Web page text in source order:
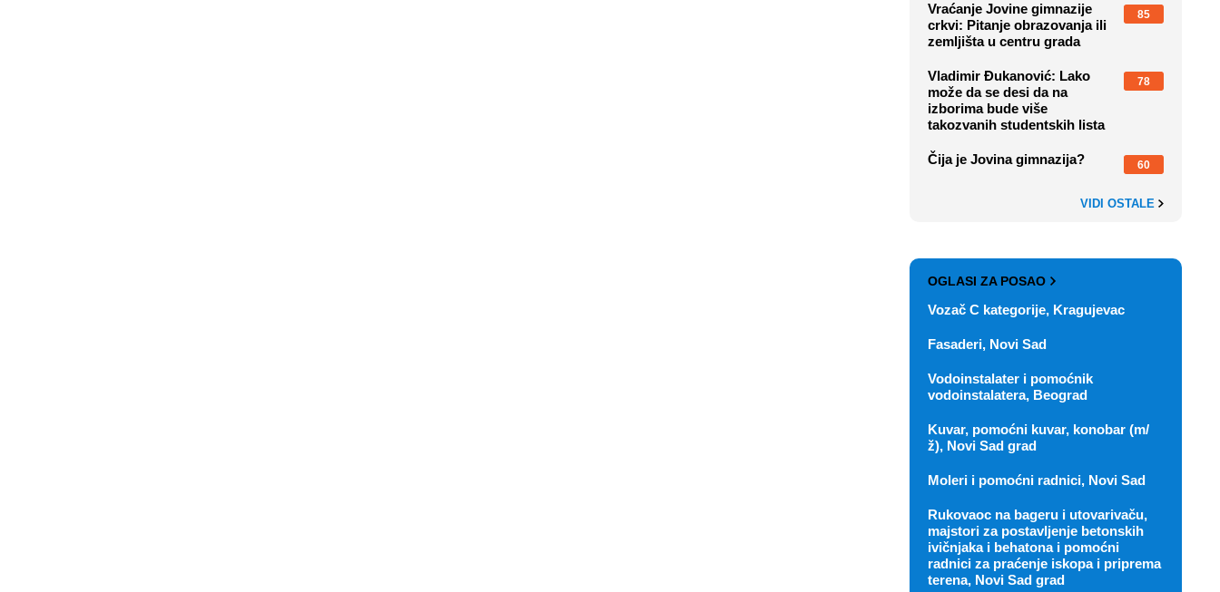
Vraćanje Jovine gimnazije
crkvi: Pitanje obrazovanja ili
zemljišta u centru grada
85
Vladimir Đukanović: Lako
može da se desi da na
izborima bude više
takozvanih studentskih lista
78
Čija je Jovina gimnazija? 60
VIDI OSTALE
OGLASI ZA POSAO
Vozač C kategorije, Kragujevac
Fasaderi, Novi Sad
Vodoinstalater i pomoćnik
vodoinstalatera, Beograd
Kuvar, pomoćni kuvar, konobar (m/
ž), Novi Sad grad
Moleri i pomoćni radnici, Novi Sad
Rukovaoc na bageru i utovarivaču,
majstori za postavljenje betonskih
ivičnjaka i behatona i pomoćni
radnici za praćenje iskopa i priprema
terena, Novi Sad grad